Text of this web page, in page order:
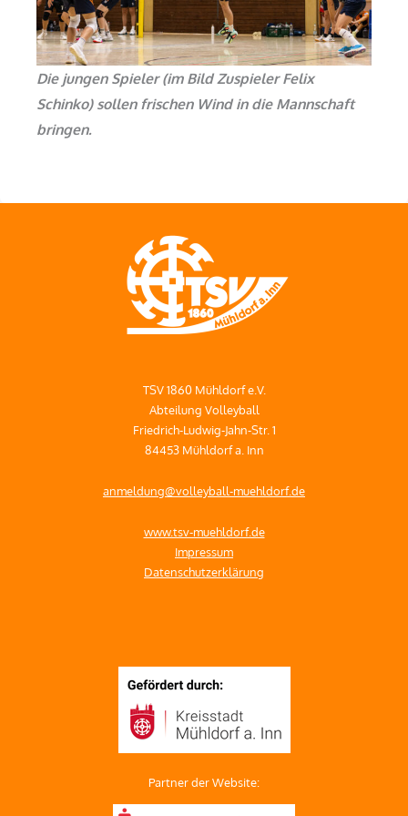
Die jungen Spieler (im Bild Zuspieler Felix
Schinko) sollen frischen Wind in die Mannschaft
bringen.
TSV 1860 Mühldorf e.V.
Abteilung Volleyball
Friedrich-Ludwig-Jahn-Str. 1
84453 Mühldorf a. Inn
anmeldung@volleyball-muehldorf.de
www.tsv-muehldorf.de
Impressum
Datenschutzerklärung
Partner der Website: